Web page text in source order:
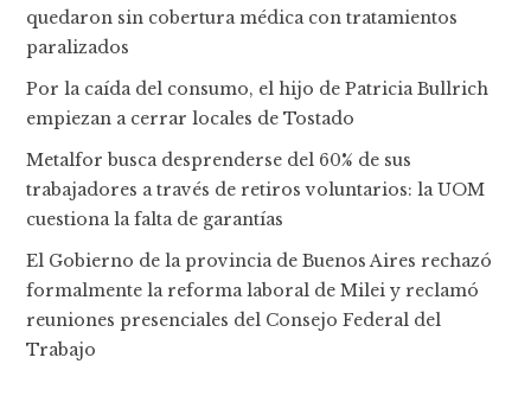
quedaron sin cobertura médica con tratamientos
paralizados
Por la caída del consumo, el hijo de Patricia Bullrich
empiezan a cerrar locales de Tostado
Metalfor busca desprenderse del 60% de sus
trabajadores a través de retiros voluntarios: la UOM
cuestiona la falta de garantías
El Gobierno de la provincia de Buenos Aires rechazó
formalmente la reforma laboral de Milei y reclamó
reuniones presenciales del Consejo Federal del
Trabajo